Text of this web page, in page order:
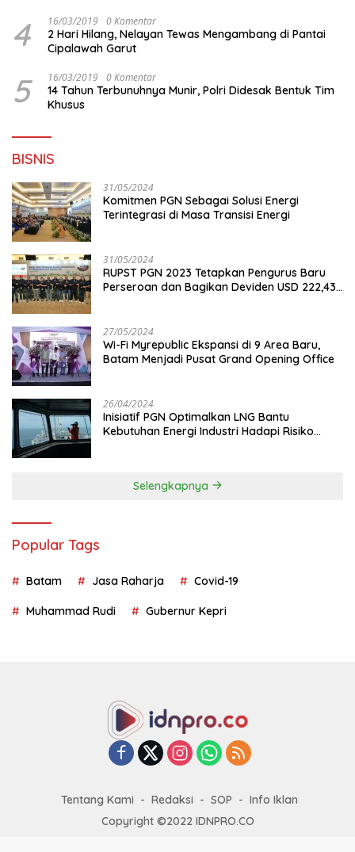
4 16/03/2019 0 Komentar
2 Hari Hilang, Nelayan Tewas Mengambang di Pantai
Cipalawah Garut
5 16/03/2019 0 Komentar
14 Tahun Terbunuhnya Munir, Polri Didesak Bentuk Tim
Khusus
BISNIS
31/05/2024
Komitmen PGN Sebagai Solusi Energi
Terintegrasi di Masa Transisi Energi
31/05/2024
RUPST PGN 2023 Tetapkan Pengurus Baru
Perseroan dan Bagikan Deviden USD 222,43
27/05/2024
Wi-Fi Myrepublic Ekspansi di 9 Area Baru,
Batam Menjadi Pusat Grand Opening Office
26/04/2024
Inisiatif PGN Optimalkan LNG Bantu
Kebutuhan Energi Industri Hadapi Risiko
Selengkapnya
Popular Tags
Batam Jasa Raharja Covid-19
Muhammad Rudi Gubernur Kepri
Tentang Kami Redaksi SOP
Info Iklan
Copyright ©2022 IDNPRO.CO